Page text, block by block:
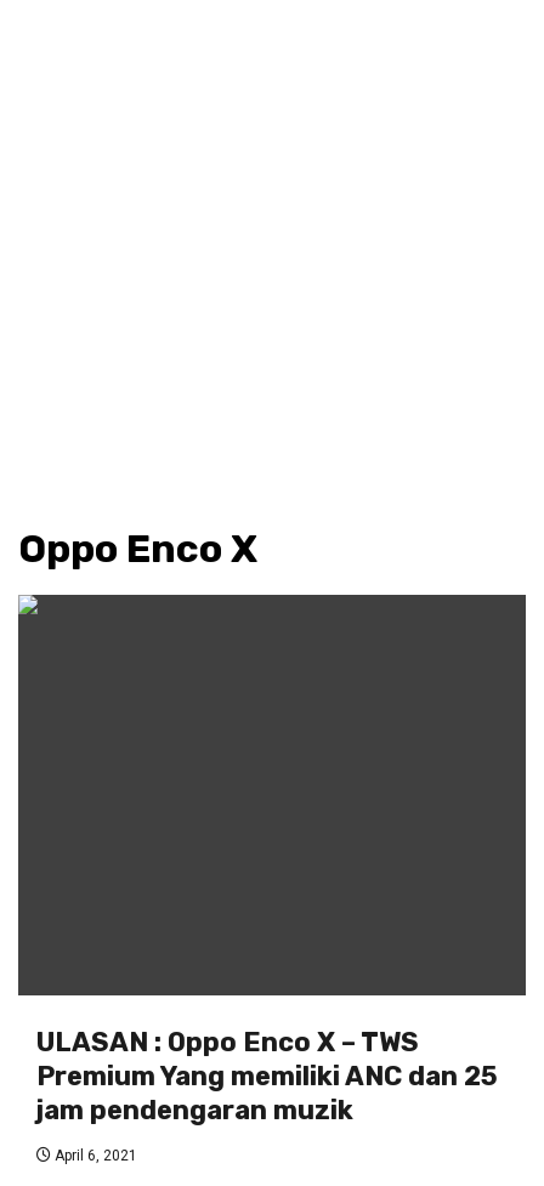
Oppo Enco X
ULASAN : Oppo Enco X – TWS
Premium Yang memiliki ANC dan 25
jam pendengaran muzik
April 6, 2021